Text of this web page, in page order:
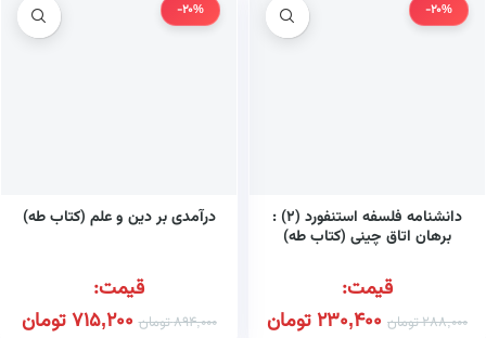
-20%
دانشنامه فلسفه استنفورد (۲) :
برهان اتاق چینی (کتاب طه)
قیمت:
288,000تومان 230,400تومان
-20%
درآمدی بر دین و علم (کتاب طه)
قیمت:
894,000تومان 715,200تومان